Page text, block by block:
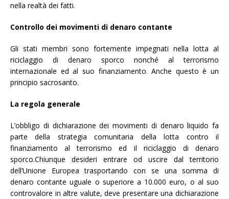
nella realtà dei fatti.
Controllo dei movimenti di denaro contante
Gli stati membri sono fortemente impegnati nella lotta al
riciclaggio di denaro sporco nonché al terrorismo
internazionale ed al suo finanziamento. Anche questo è un
principio sacrosanto.
La regola generale
L’obbligo di dichiarazione dei movimenti di denaro liquido fa
parte della strategia comunitaria della lotta contro il
finanziamento al terrorismo ed il riciclaggio di denaro
sporco.Chiunque desideri entrare od uscire dal territorio
dell’Unione Europea trasportando con se una somma di
denaro contante uguale o superiore a 10.000 euro, o al suo
controvalore in altre valute, deve presentare una dichiarazione